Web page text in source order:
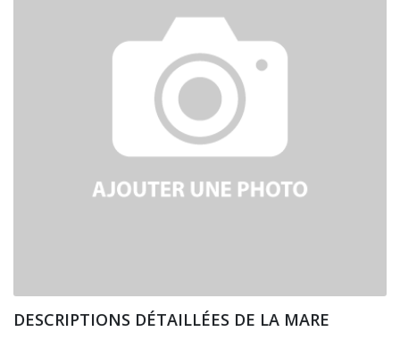
DESCRIPTIONS DÉTAILLÉES DE LA MARE